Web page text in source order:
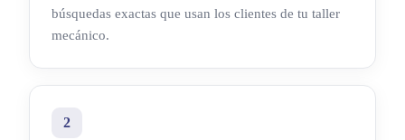
búsquedas exactas que usan los clientes de tu taller
mecánico.
2